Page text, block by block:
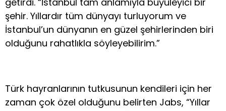
şehir. Yıllardır tüm dünyayı turluyorum ve
İstanbul’un dünyanın en güzel şehirlerinden biri
olduğunu rahatlıkla söyleyebilirim.”
Türk hayranlarının tutkusunun kendileri için her
zaman çok özel olduğunu belirten Jabs, “Yıllar